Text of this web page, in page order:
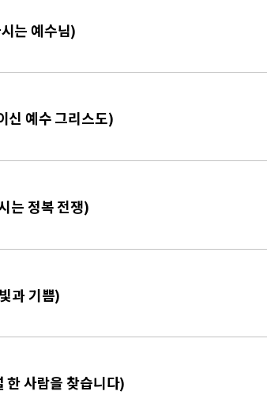
는 예수님)
신 예수 그리스도)
는 정복 전쟁)
과 기쁨)
사람을 찾습니다)